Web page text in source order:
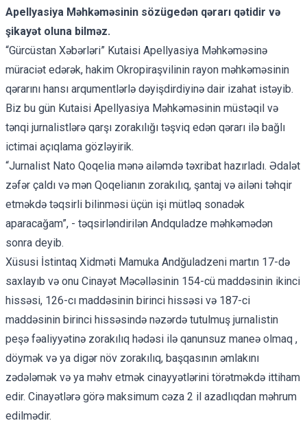
Apellyasiya Məhkəməsinin sözügedən qərarı qətidir və
şikayət oluna bilməz.
“Gürcüstan Xəbərləri” Kutaisi Apellyasiya Məhkəməsinə
müraciət edərək, hakim Okropiraşvilinin rayon məhkəməsinin
qərarını hansı arqumentlərlə dəyişdirdiyinə dair izahat istəyib.
Biz bu gün Kutaisi Apellyasiya Məhkəməsinin müstəqil və
tənqi jurnalistlərə qarşı zorakılığı təşviq edən qərarı ilə bağlı
ictimai açıqlama gözləyirik.
“Jurnalist Nato Qoqelia mənə ailəmdə təxribat hazırladı. Ədalət
zəfər çaldı və mən Qoqelianın zorakılıq, şantaj və ailəni təhqir
etməkdə təqsirli bilinməsi üçün işi mütləq sonadək
aparacağam”, - təqsirləndirilən Andquladze məhkəmədən
sonra deyib.
Xüsusi İstintaq Xidməti Mamuka Andğuladzeni martın 17-də
saxlayıb və onu Cinayət Məcəlləsinin 154-cü maddəsinin ikinci
hissəsi, 126-cı maddəsinin birinci hissəsi və 187-ci
maddəsinin birinci hissəsində nəzərdə tutulmuş jurnalistin
peşə fəaliyyətinə zorakılıq hədəsi ilə qanunsuz maneə olmaq ,
döymək və ya digər növ zorakılıq, başqasının əmlakını
zədələmək və ya məhv etmək cinayyətlərini törətməkdə ittiham
edir. Cinayətlərə görə maksimum cəza 2 il azadlıqdan məhrum
edilmədir.